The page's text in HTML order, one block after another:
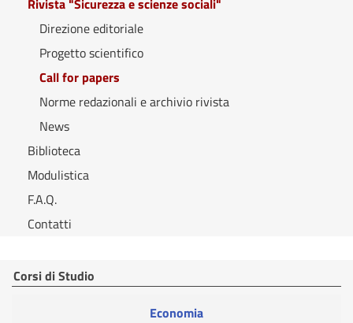
Direzione editoriale
Progetto scientifico
Call for papers
Norme redazionali e archivio rivista
News
Biblioteca
Modulistica
F.A.Q.
Contatti
Corsi di Studio
Economia